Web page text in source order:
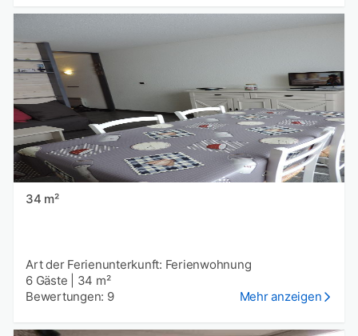
34 m²
Art der Ferienunterkunft: Ferienwohnung
6 Gäste
34 m²
Bewertungen: 9
Mehr anzeigen